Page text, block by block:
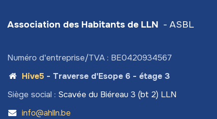
Association des Habitants de LLN - ASBL
Numéro d'entreprise/TVA : BE0420934567
Hive5- Traverse d'Esope 6 - étage 3
Siège social : Scavée du Biéreau 3 (bt 2) LLN
info@ahlln.be